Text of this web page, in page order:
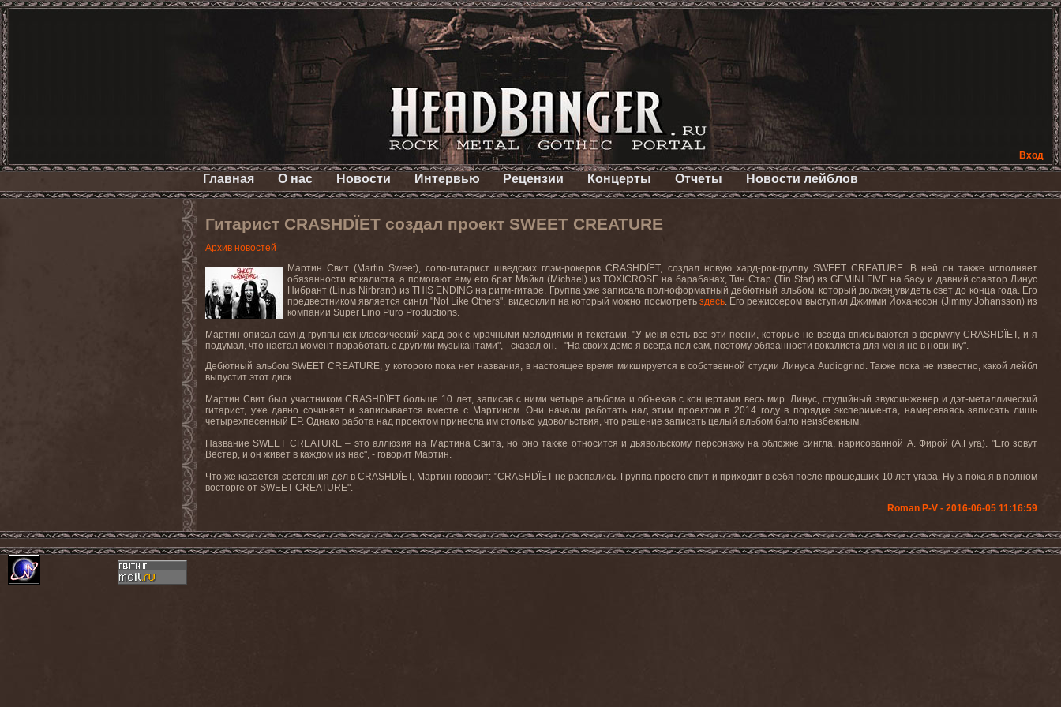
Вход
Главная О нас Новости Интервью Рецензии Концерты Отчеты Новости лейблов
Гитарист CRASHDÏET создал проект SWEET CREATURE
Архив новостей
Мартин Свит (Martin Sweet),соло-гитарист шведских глэм-рокеровCRASHDÏET, создал новую хард-рок-группу SWEET CREATURE. В ней он также исполняет
обязанности вокалиста,а помогают ему его брат Майкл (Michael) изTOXICROSE на барабанах,Тин Стар (Tin Star) изGEMINI FIVE на басу и давний соавтор Линус
Нибрант (Linus Nirbrant) из THIS ENDING на ритм-гитаре. Группа уже записала полноформатный дебютный альбом, который должен увидеть свет до конца года. Его
предвестником является сингл "Not Like Others", видеоклип на который можно посмотреть здесь. Его режиссером выступил Джимми Йоханссон (Jimmy Johansson) из
компании Super Lino Puro Productions.
Мартин описал саунд группы как классический хард-рок с мрачными мелодиями и текстами. "У меня есть все эти песни, которые не всегда вписываются в формулуCRASHD ET, и я
подумал, что настал момент поработать с другими музыкантами", - сказал он. - "На своих демо я всегда пел сам, поэтому обязанности вокалиста для меня не в новинку".
Дебютный альбомSWEET CREATURE, у которого пока нет названия, в настоящее время микшируется в собственной студии Линуса Audiogrind . Также пока не известно, какой лейбл
выпустит этот диск.
Мартин Свит был участником CRASHD ET больше 10 лет, записав с ними четыре альбома и объехав с концертами весь мир. Линус, студийный звукоинженер и дэт-металлический
гитарист, уже давно сочиняет и записывается вместе с Мартином. Они начали работать над этим проектом в 2014 году в порядке эксперимента, намереваясь записать лишь
четырехпесенный EP. Однако работа над проектом принесла им столько удовольствия, что решение записать целый альбом было неизбежным.
НазваниеSWEET CREATURE – это аллюзия на Мартина Свита, но оно также относится и дьявольскому персонажу на обложке сингла, нарисованной А. Фирой (A.Fyra). "Его зовут
Вестер, и он живет в каждом из нас", - говорит Мартин.
Что же касается состояния дел вCRASHD ET, Мартин говорит: "CRASHD ET не распались. Группа просто спит и приходит в себя после прошедших 10 лет угара. Ну а пока я в полном
восторге от SWEET CREATURE".
Roman P-V - 2016-06-05 11:16:59